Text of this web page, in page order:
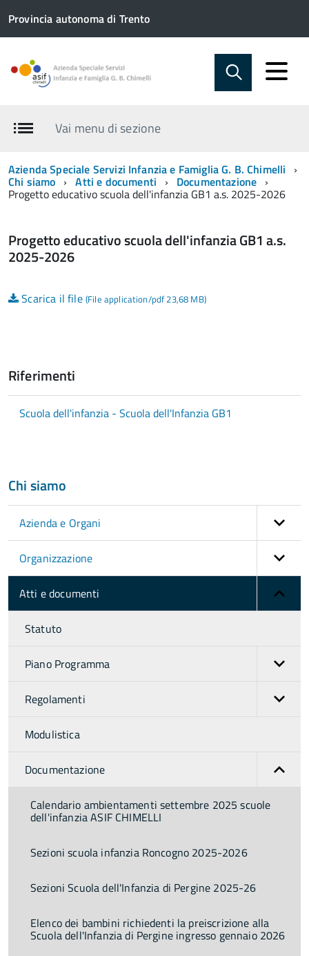
Provincia autonoma di Trento
Vai menu di sezione
Azienda Speciale Servizi Infanzia e Famiglia G. B. Chimelli
Chi siamo Atti e documenti Documentazione
Progetto educativo scuola dell'infanzia GB1 a.s. 2025-2026
Progetto educativo scuola dell'infanzia GB1 a.s.
2025-2026
Scarica il file (File application/pdf 23,68 MB)
Riferimenti
Scuola dell'infanzia - Scuola dell'Infanzia GB1
Chi siamo
Azienda e Organi
Organizzazione
Atti e documenti
Statuto
Piano Programma
Regolamenti
Modulistica
Documentazione
Calendario ambientamenti settembre 2025 scuole
dell'infanzia ASIF CHIMELLI
Sezioni scuola infanzia Roncogno 2025-2026
Sezioni Scuola dell'Infanzia di Pergine 2025-26
Elenco dei bambini richiedenti la preiscrizione alla
Scuola dell'Infanzia di Pergine ingresso gennaio 2026